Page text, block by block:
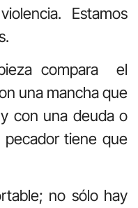
Estamos
compara el
una mancha que
con una deuda o
tiene que
no sólo hay